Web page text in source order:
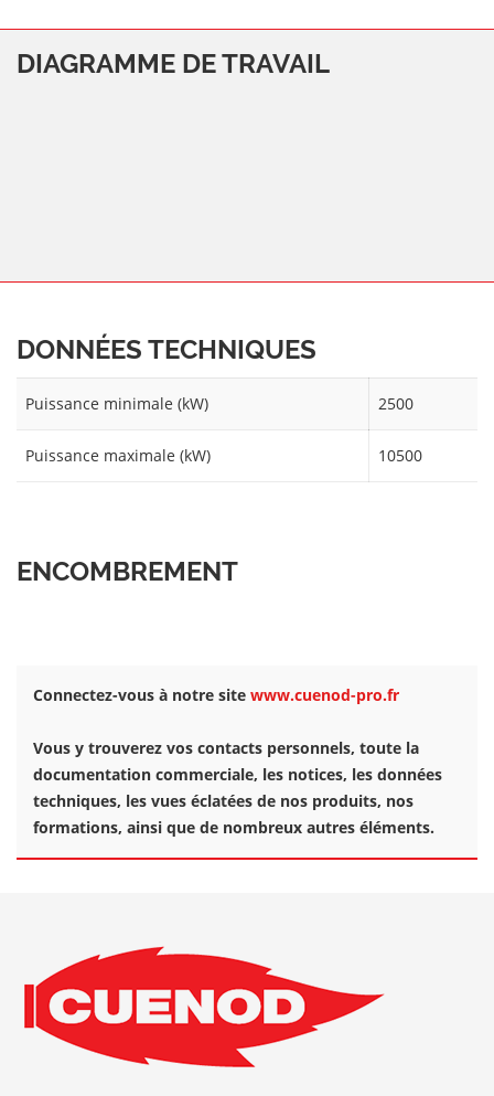
DIAGRAMME DE TRAVAIL
DONNÉES TECHNIQUES
Puissance minimale (kW) 2500
Puissance maximale (kW) 10500
ENCOMBREMENT
Connectez-vous à notre site www.cuenod-pro.fr
Vous y trouverez vos contacts personnels, toute la
documentation commerciale, les notices, les données
techniques, les vues éclatées de nos produits, nos
formations, ainsi que de nombreux autres éléments.